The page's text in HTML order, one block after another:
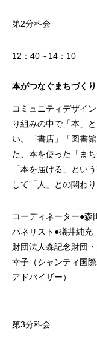
第2分科会
12：40～14：10
本がつなぐまちづくり
コミュニティデザイ
り組みの中で「本」
い。「書店」「図書
た、本を使った「ま
「本を届ける」とい
して「人」との関わり
コーディネーター●森
パネリスト●礒井純充
財団法人森記念財団
幸子（シャンティ国
アドバイザー）
第3分科会